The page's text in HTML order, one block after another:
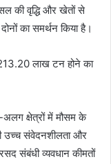
की वृद्धि और खेतों से
का समर्थन किया है।
लाख टन होने का
क्षेत्रों में मौसम के
उच्च संवेदनशीलता और
संबंधी व्यवधान कीमतों